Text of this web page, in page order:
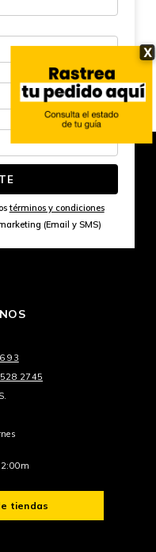
X
términos y condiciones
(Email y SMS)
93
2745
tiendas